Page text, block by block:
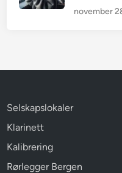
november
Selskapslokaler
Klarinett
Kalibrering
Rørlegger Bergen